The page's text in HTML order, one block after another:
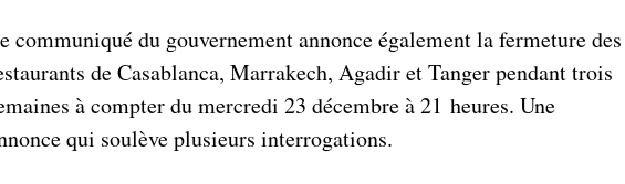
communiqué du gouvernement annonce également la fermeture des
de Casablanca, Marrakech, Agadir et Tanger pendant trois
à compter du mercredi 23 décembre à 21 heures. Une
qui soulève plusieurs interrogations.